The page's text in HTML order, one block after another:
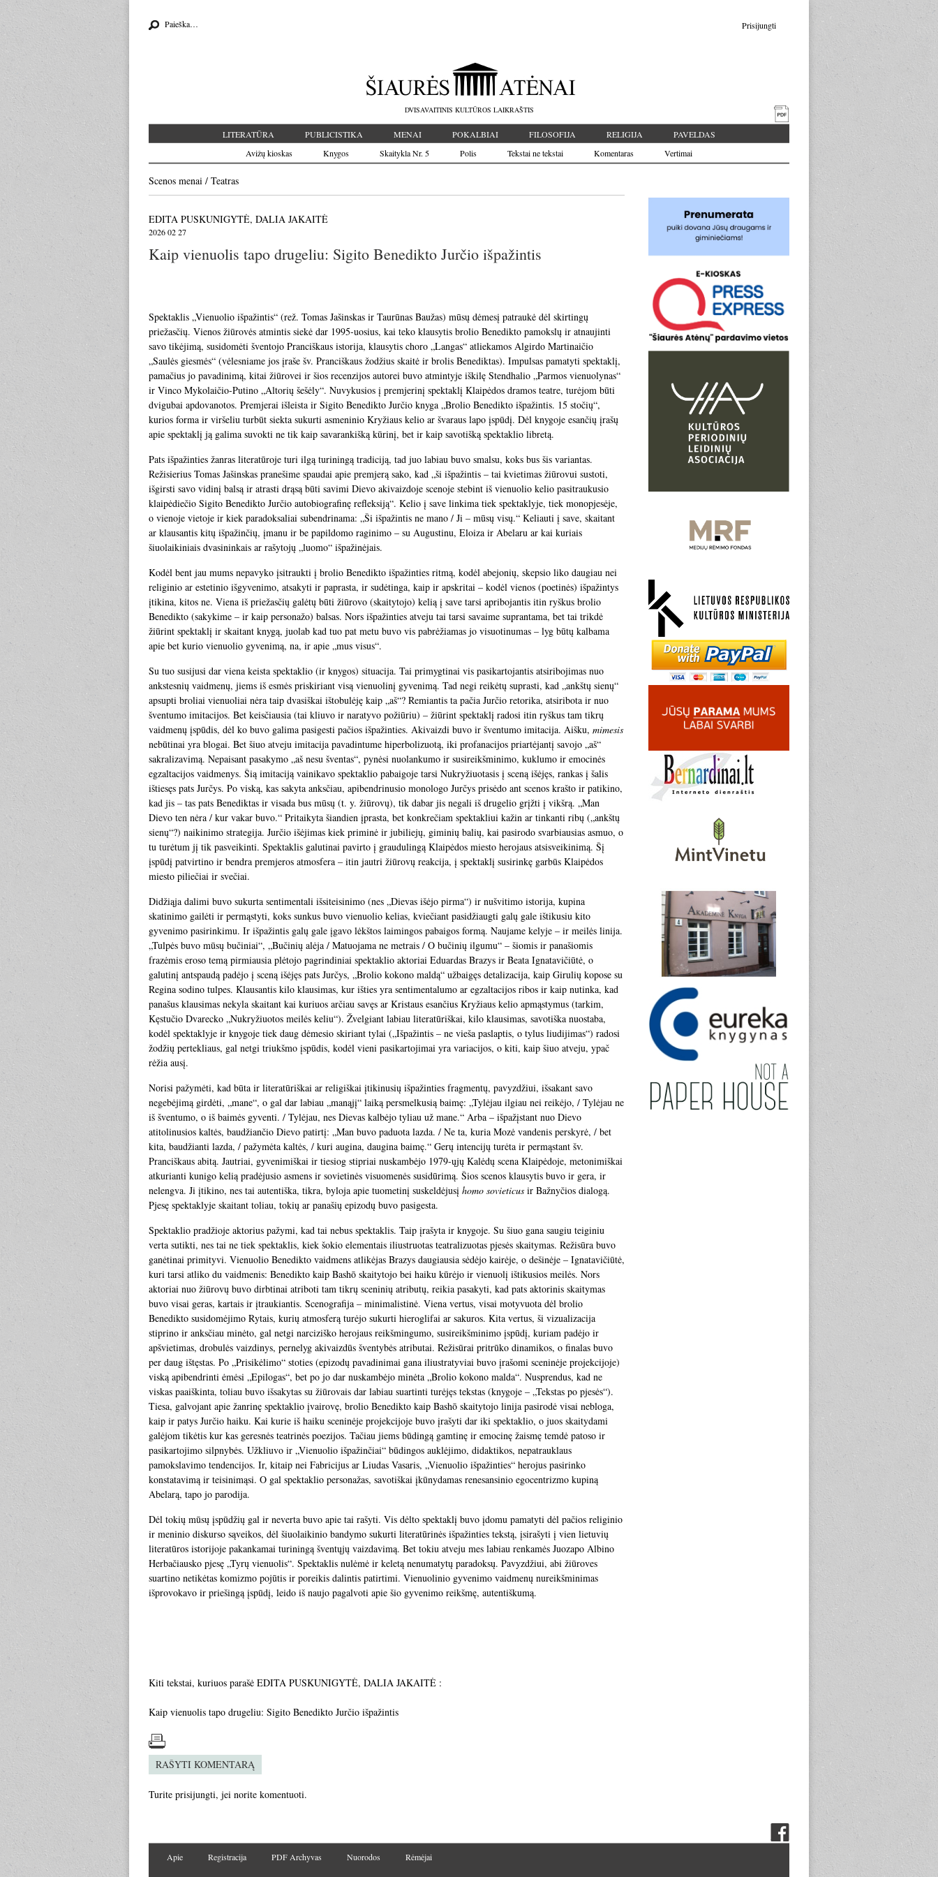
Prisijungti
Search for:
DVISAVAITINIS KULTŪROS LAIKRAŠTIS
LITERATŪRA PUBLICISTIKA MENAI POKALBIAI FILOSOFIJA RELIGIJA
PAVELDAS
Avižų kioskas
Knygos Skaitykla Nr. 5 Polis Tekstai ne tekstai Komentaras Vertimai
Scenos menai / Teatras
EDITA PUSKUNIGYTĖ, DALIA JAKAITĖ
2026 02 27
Kaip vienuolis tapo drugeliu: Sigito Benedikto Jurčio išpažintis
Spektaklis „Vienuolio išpažintis“ (rež. Tomas Jašinskas ir Taurūnas Baužas) mūsų dėmesį patraukė dėl skirtingų
priežasčių. Vienos žiūrovės atmintis siekė dar 1995-uosius, kai teko klausytis brolio Benedikto pamokslų ir atnaujinti
savo tikėjimą, susidomėti šventojo Pranciškaus istorija, klausytis choro „Langas“ atliekamos Algirdo Martinaičio
„Saulės giesmės“ (vėlesniame jos įraše šv. Pranciškaus žodžius skaitė ir brolis Benediktas). Impulsas pamatyti spektaklį,
pamačius jo pavadinimą, kitai žiūrovei ir šios recenzijos autorei buvo atmintyje iškilę Stendhalio „Parmos vienuolynas“
ir Vinco Mykolaičio-Putino „Altorių šešėly“. Nuvykusios į premjerinį spektaklį Klaipėdos dramos teatre, turėjom būti
dvigubai apdovanotos. Premjerai išleista ir Sigito Benedikto Jurčio knyga „Brolio Benedikto išpažintis. 15 stočių“,
kurios forma ir viršeliu turbūt siekta sukurti asmeninio Kryžiaus kelio ar švaraus lapo įspūdį. Dėl knygoje esančių įrašų
apie spektaklį ją galima suvokti ne tik kaip savarankišką kūrinį, bet ir kaip savotišką spektaklio libretą.
Pats išpažinties žanras literatūroje turi ilgą turiningą tradiciją, tad juo labiau buvo smalsu, koks bus šis variantas.
Režisierius Tomas Jašinskas pranešime spaudai apie premjerą sako, kad „ši išpažintis – tai kvietimas žiūrovui sustoti,
išgirsti savo vidinį balsą ir atrasti drąsą būti savimi Dievo akivaizdoje scenoje stebint iš vienuolio kelio pasitraukusio
klaipėdiečio Sigito Benedikto Jurčio autobiografinę refleksiją“. Kelio į save linkima tiek spektaklyje, tiek monopjesėje,
o vienoje vietoje ir kiek paradoksaliai subendrinama: „Ši išpažintis ne mano / Ji – mūsų visų.“ Keliauti į save, skaitant
ar klausantis kitų išpažinčių, įmanu ir be papildomo raginimo – su Augustinu, Eloiza ir Abelaru ar kai kuriais
šiuolaikiniais dvasininkais ar rašytojų „luomo“ išpažinėjais.
Kodėl bent jau mums nepavyko įsitraukti į brolio Benedikto išpažinties ritmą, kodėl abejonių, skepsio liko daugiau nei
religinio ar estetinio išgyvenimo, atsakyti ir paprasta, ir sudėtinga, kaip ir apskritai – kodėl vienos (poetinės) išpažintys
įtikina, kitos ne. Viena iš priežasčių galėtų būti žiūrovo (skaitytojo) kelią į save tarsi apribojantis itin ryškus brolio
Benedikto (sakykime – ir kaip personažo) balsas. Nors išpažinties atveju tai tarsi savaime suprantama, bet tai trikdė
žiūrint spektaklį ir skaitant knygą, juolab kad tuo pat metu buvo vis pabrėžiamas jo visuotinumas – lyg būtų kalbama
apie bet kurio vienuolio gyvenimą, na, ir apie „mus visus“.
Su tuo susijusi dar viena keista spektaklio (ir knygos) situacija. Tai primygtinai vis pasikartojantis atsiribojimas nuo
ankstesnių vaidmenų, jiems iš esmės priskiriant visą vienuolinį gyvenimą. Tad negi reikėtų suprasti, kad „ankštų sienų“
apsupti broliai vienuoliai nėra taip dvasiškai ištobulėję kaip „aš“? Remiantis ta pačia Jurčio retorika, atsiribota ir nuo
šventumo imitacijos. Bet keisčiausia (tai kliuvo ir naratyvo požiūriu) – žiūrint spektaklį radosi itin ryškus tam tikrų
vaidmenų įspūdis, dėl ko buvo galima pasigesti pačios išpažinties. Akivaizdi buvo ir šventumo imitacija. Aišku, mimesis
nebūtinai yra blogai. Bet šiuo atveju imitacija pavadintume hiperbolizuotą, iki profanacijos priartėjantį savojo „aš“
sakralizavimą. Nepaisant pasakymo „aš nesu šventas“, pynėsi nuolankumo ir susireikšminimo, kuklumo ir emocinės
egzaltacijos vaidmenys. Šią imitaciją vainikavo spektaklio pabaigoje tarsi Nukryžiuotasis į sceną išėjęs, rankas į šalis
ištiesęs pats Jurčys. Po viską, kas sakyta anksčiau, apibendrinusio monologo Jurčys prisėdo ant scenos krašto ir patikino,
kad jis – tas pats Benediktas ir visada bus mūsų (t. y. žiūrovų), tik dabar jis negali iš drugelio grįžti į vikšrą. „Man
Dievo ten nėra / kur vakar buvo.“ Pritaikyta šiandien įprasta, bet konkrečiam spektakliui kažin ar tinkanti ribų („ankštų
sienų“?) naikinimo strategija. Jurčio išėjimas kiek priminė ir jubiliejų, giminių balių, kai pasirodo svarbiausias asmuo, o
tu turėtum jį tik pasveikinti. Spektaklis galutinai pavirto į graudulingą Klaipėdos miesto herojaus atsisveikinimą. Šį
įspūdį patvirtino ir bendra premjeros atmosfera – itin jautri žiūrovų reakcija, į spektaklį susirinkę garbūs Klaipėdos
miesto piliečiai ir svečiai.
Didžiąja dalimi buvo sukurta sentimentali išsiteisinimo (nes „Dievas išėjo pirma“) ir nušvitimo istorija, kupina
skatinimo gailėti ir permąstyti, koks sunkus buvo vienuolio kelias, kviečiant pasidžiaugti galų gale ištikusiu kito
gyvenimo pasirinkimu. Ir išpažintis galų gale įgavo lėkštos laimingos pabaigos formą. Naujame kelyje – ir meilės linija.
„Tulpės buvo mūsų bučiniai“, „Bučinių alėja / Matuojama ne metrais / O bučinių ilgumu“ – šiomis ir panašiomis
frazėmis eroso temą pirmiausia plėtojo pagrindiniai spektaklio aktoriai Eduardas Brazys ir Beata Ignatavičiūtė, o
galutinį antspaudą padėjo į sceną išėjęs pats Jurčys, „Brolio kokono maldą“ užbaigęs detalizacija, kaip Girulių kopose su
Regina sodino tulpes. Klausantis kilo klausimas, kur išties yra sentimentalumo ar egzaltacijos ribos ir kaip nutinka, kad
panašus klausimas nekyla skaitant kai kuriuos arčiau savęs ar Kristaus esančius Kryžiaus kelio apmąstymus (tarkim,
Kęstučio Dvarecko „Nukryžiuotos meilės keliu“). Žvelgiant labiau literatūriškai, kilo klausimas, savotiška nuostaba,
kodėl spektaklyje ir knygoje tiek daug dėmesio skiriant tylai („Išpažintis – ne vieša paslaptis, o tylus liudijimas“) radosi
žodžių pertekliaus, gal netgi triukšmo įspūdis, kodėl vieni pasikartojimai yra variacijos, o kiti, kaip šiuo atveju, ypač
rėžia ausį.
Norisi pažymėti, kad būta ir literatūriškai ar religiškai įtikinusių išpažinties fragmentų, pavyzdžiui, išsakant savo
negebėjimą girdėti, „mane“, o gal dar labiau „manąjį“ laiką persmelkusią baimę: „Tylėjau ilgiau nei reikėjo, / Tylėjau ne
iš šventumo, o iš baimės gyventi. / Tylėjau, nes Dievas kalbėjo tyliau už mane.“ Arba – išpažįstant nuo Dievo
atitolinusios kaltės, baudžiančio Dievo patirtį: „Man buvo paduota lazda. / Ne ta, kuria Mozė vandenis perskyrė, / bet
kita, baudžianti lazda, / pažymėta kaltės, / kuri augina, daugina baimę.“ Gerų intencijų turėta ir permąstant šv.
Pranciškaus abitą. Jautriai, gyvenimiškai ir tiesiog stipriai nuskambėjo 1979-ųjų Kalėdų scena Klaipėdoje, metonimiškai
atkurianti kunigo kelią pradėjusio asmens ir sovietinės visuomenės susidūrimą. Šios scenos klausytis buvo ir gera, ir
nelengva. Ji įtikino, nes tai autentiška, tikra, byloja apie tuometinį suskeldėjusį homo sovieticus ir Bažnyčios dialogą.
Pjesę spektaklyje skaitant toliau, tokių ar panašių epizodų buvo pasigesta.
Spektaklio pradžioje aktorius pažymi, kad tai nebus spektaklis. Taip įrašyta ir knygoje. Su šiuo gana saugiu teiginiu
verta sutikti, nes tai ne tiek spektaklis, kiek šokio elementais iliustruotas teatralizuotas pjesės skaitymas. Režisūra buvo
ganėtinai primityvi. Vienuolio Benedikto vaidmens atlikėjas Brazys daugiausia sėdėjo kairėje, o dešinėje – Ignatavičiūtė,
kuri tarsi atliko du vaidmenis: Benedikto kaip Bashō skaitytojo bei haiku kūrėjo ir vienuolį ištikusios meilės. Nors
aktoriai nuo žiūrovų buvo dirbtinai atriboti tam tikrų sceninių atributų, reikia pasakyti, kad pats aktorinis skaitymas
buvo visai geras, kartais ir įtraukiantis. Scenografija – minimalistinė. Viena vertus, visai motyvuota dėl brolio
Benedikto susidomėjimo Rytais, kurių atmosferą turėjo sukurti hieroglifai ar sakuros. Kita vertus, ši vizualizacija
stiprino ir anksčiau minėto, gal netgi narciziško herojaus reikšmingumo, susireikšminimo įspūdį, kuriam padėjo ir
apšvietimas, drobulės vaizdinys, pernelyg akivaizdūs šventybės atributai. Režisūrai pritrūko dinamikos, o finalas buvo
per daug ištęstas. Po „Prisikėlimo“ stoties (epizodų pavadinimai gana iliustratyviai buvo įrašomi sceninėje projekcijoje)
viską apibendrinti ėmėsi „Epilogas“, bet po jo dar nuskambėjo minėta „Brolio kokono malda“. Nusprendus, kad ne
viskas paaiškinta, toliau buvo išsakytas su žiūrovais dar labiau suartinti turėjęs tekstas (knygoje – „Tekstas po pjesės“).
Tiesa, galvojant apie žanrinę spektaklio įvairovę, brolio Benedikto kaip Bashō skaitytojo linija pasirodė visai nebloga,
kaip ir patys Jurčio haiku. Kai kurie iš haiku sceninėje projekcijoje buvo įrašyti dar iki spektaklio, o juos skaitydami
galėjom tikėtis kur kas geresnės teatrinės poezijos. Tačiau jiems būdingą gamtinę ir emocinę žaismę temdė patoso ir
pasikartojimo silpnybės. Užkliuvo ir „Vienuolio išpažinčiai“ būdingos auklėjimo, didaktikos, nepatrauklaus
pamokslavimo tendencijos. Ir, kitaip nei Fabricijus ar Liudas Vasaris, „Vienuolio išpažinties“ herojus pasirinko
konstatavimą ir teisinimąsi. O gal spektaklio personažas, savotiškai įkūnydamas renesansinio egocentrizmo kupiną
Abelarą, tapo jo parodija.
Dėl tokių mūsų įspūdžių gal ir neverta buvo apie tai rašyti. Vis dėlto spektaklį buvo įdomu pamatyti dėl pačios religinio
ir meninio diskurso sąveikos, dėl šiuolaikinio bandymo sukurti literatūrinės išpažinties tekstą, įsirašyti į vien lietuvių
literatūros istorijoje pakankamai turiningą šventųjų vaizdavimą. Bet tokiu atveju mes labiau renkamės Juozapo Albino
Herbačiausko pjesę „Tyrų vienuolis“. Spektaklis nulėmė ir keletą nenumatytų paradoksų. Pavyzdžiui, abi žiūroves
suartino netikėtas komizmo pojūtis ir poreikis dalintis patirtimi. Vienuolinio gyvenimo vaidmenų nureikšminimas
išprovokavo ir priešingą įspūdį, leido iš naujo pagalvoti apie šio gyvenimo reikšmę, autentiškumą.
Kiti tekstai, kuriuos parašė EDITA PUSKUNIGYTĖ, DALIA JAKAITĖ :
Kaip vienuolis tapo drugeliu: Sigito Benedikto Jurčio išpažintis
RAŠYTI KOMENTARĄ
Turite prisijungti, jei norite komentuoti.
Apie Registracija PDF Archyvas Nuorodos Rėmėjai